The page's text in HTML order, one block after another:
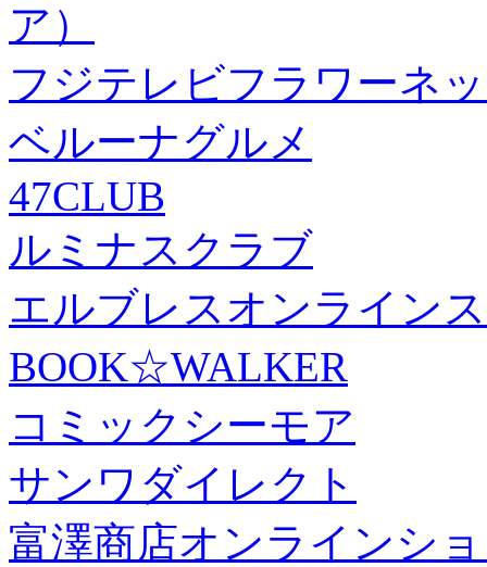
ア）
フジテレビフラワーネ
ベルーナグルメ
47CLUB
ルミナスクラブ
エルブレスオンライン
BOOK☆WALKER
コミックシーモア
サンワダイレクト
富澤商店オンラインシ